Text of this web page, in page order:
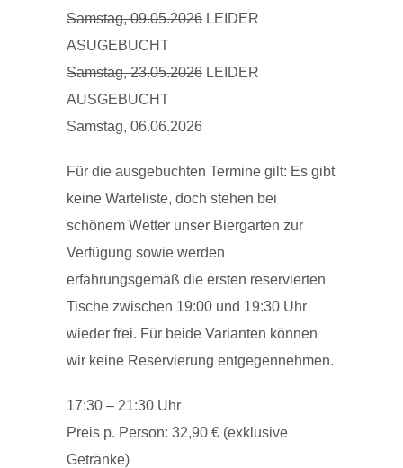
Samstag, 09.05.2026 LEIDER
ASUGEBUCHT
Samstag, 23.05.2026 LEIDER
AUSGEBUCHT
Samstag, 06.06.2026
Für die ausgebuchten Termine gilt: Es gibt
keine Warteliste, doch stehen bei
schönem Wetter unser Biergarten zur
Verfügung sowie werden
erfahrungsgemäß die ersten reservierten
Tische zwischen 19:00 und 19:30 Uhr
wieder frei. Für beide Varianten können
wir keine Reservierung entgegennehmen.
17:30 – 21:30 Uhr
Preis p. Person: 32,90 € (exklusive
Getränke)